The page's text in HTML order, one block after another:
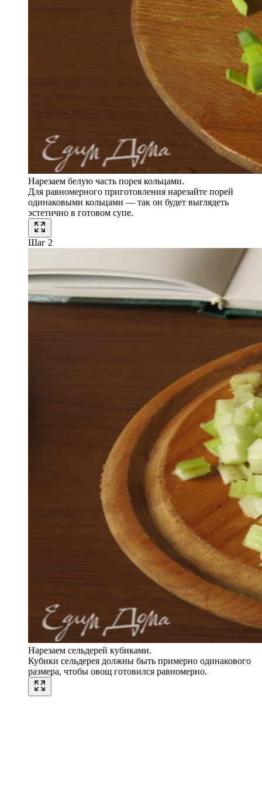
Нарезаем белую часть порея кольцами.
Для равномерного приготовления нарезайте порей
одинаковыми кольцами — так он будет выглядеть
эстетично в готовом супе.
Шаг 2
Нарезаем сельдерей кубиками.
Кубики сельдерея должны быть примерно одинакового
размера, чтобы овощ готовился равномерно.